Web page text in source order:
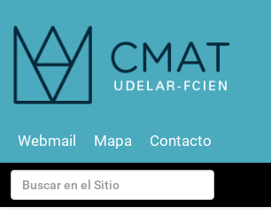
Buscar
Búsqueda Avanzada…
Webmail Mapa Contacto
v